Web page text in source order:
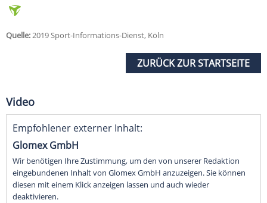
Quelle:2019 Sport-Informations-Dienst, Köln
ZURÜCK ZUR STARTSEITE
Video
Empfohlener externer Inhalt:
Glomex GmbH
Wir benötigen Ihre Zustimmung, um den von unserer Redaktion
eingebundenen Inhalt von Glomex GmbH anzuzeigen. Sie können
diesen mit einem Klick anzeigen lassen und auch wieder
deaktivieren.